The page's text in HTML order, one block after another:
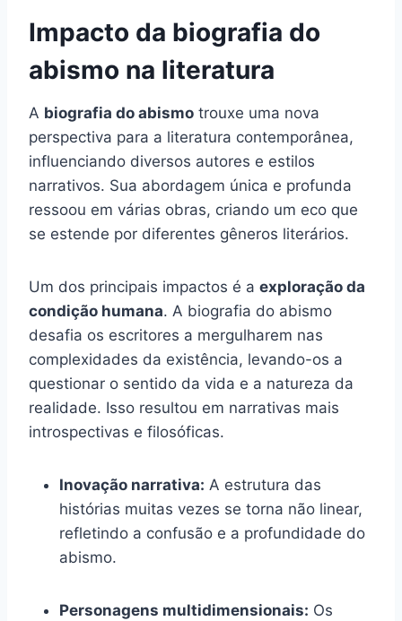
Impacto da biografia do
abismo na literatura
A biografia do abismo trouxe uma nova
perspectiva para a literatura contemporânea,
influenciando diversos autores e estilos
narrativos. Sua abordagem única e profunda
ressoou em várias obras, criando um eco que
se estende por diferentes gêneros literários.
Um dos principais impactos é a exploração da
condição humana. A biografia do abismo
desafia os escritores a mergulharem nas
complexidades da existência, levando-os a
questionar o sentido da vida e a natureza da
realidade. Isso resultou em narrativas mais
introspectivas e filosóficas.
Inovação narrativa: A estrutura das
histórias muitas vezes se torna não linear,
refletindo a confusão e a profundidade do
abismo.
Personagens multidimensionais: Os